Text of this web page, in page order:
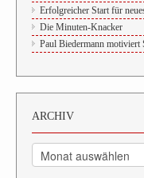
Erfolgreicher Start für
Die Minuten-Knacker
Paul Biedermann
ARCHIV
Archiv